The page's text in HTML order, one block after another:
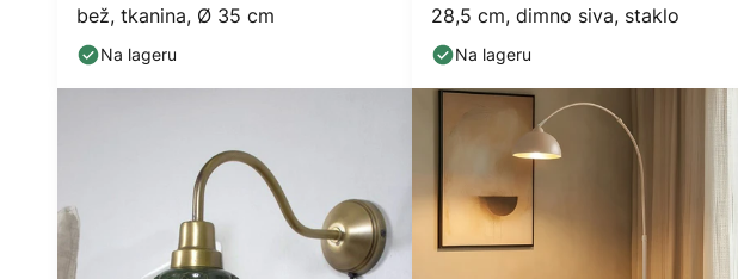
bež, tkanina, Ø 35 cm
Na lageru
28,5 cm, dimno siva, staklo
Na lageru